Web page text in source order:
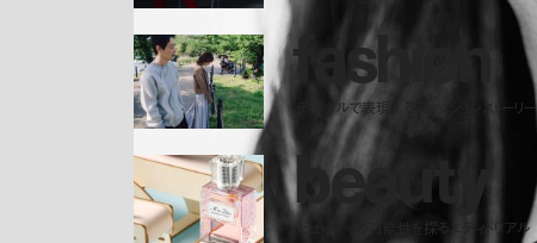
fashi on
デジタルで表現するファッションストーリー
bea uty
ビューティの可能性を探るエディトリアル